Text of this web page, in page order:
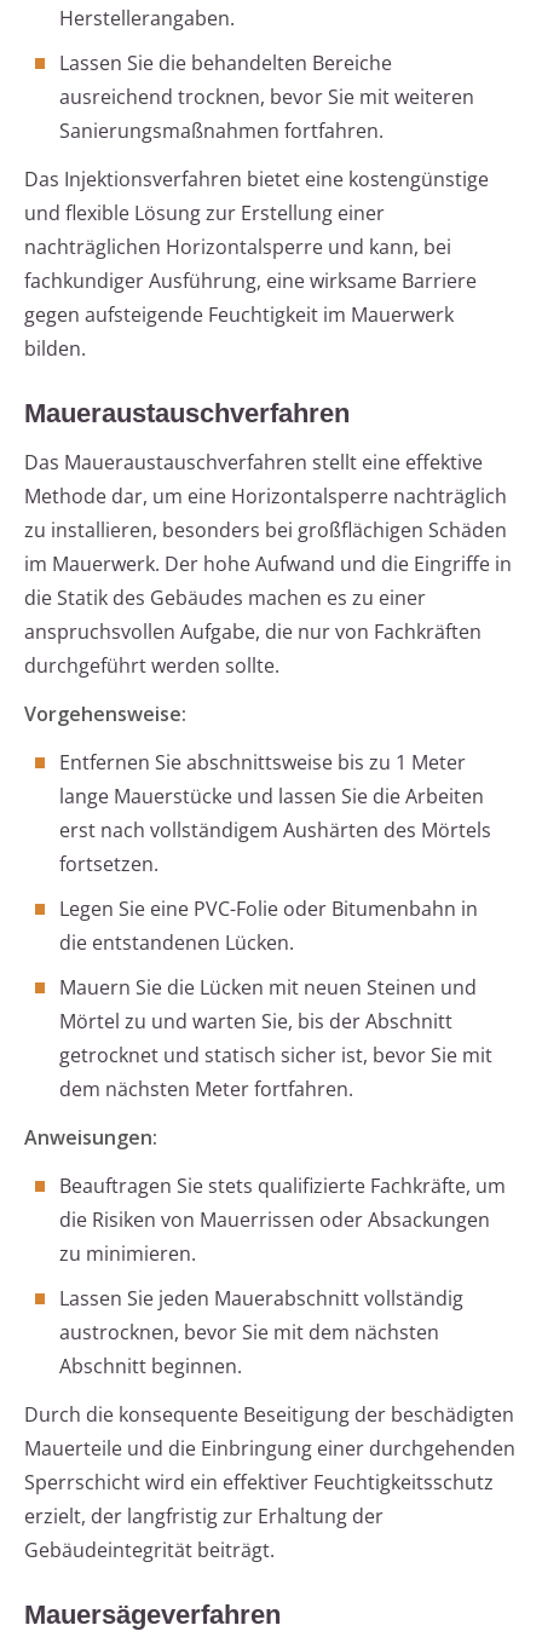
Herstellerangaben.
Lassen Sie die behandelten Bereiche
ausreichend trocknen, bevor Sie mit weiteren
Sanierungsmaßnahmen fortfahren.
Das Injektionsverfahren bietet eine kostengünstige
und flexible Lösung zur Erstellung einer
nachträglichen Horizontalsperre und kann, bei
fachkundiger Ausführung, eine wirksame Barriere
gegen aufsteigende Feuchtigkeit im Mauerwerk
bilden.
Maueraustauschverfahren
Das Maueraustauschverfahren stellt eine effektive
Methode dar, um eine Horizontalsperre nachträglich
zu installieren, besonders bei großflächigen Schäden
im Mauerwerk. Der hohe Aufwand und die Eingriffe in
die Statik des Gebäudes machen es zu einer
anspruchsvollen Aufgabe, die nur von Fachkräften
durchgeführt werden sollte.
Vorgehensweise:
Entfernen Sie abschnittsweise bis zu 1 Meter
lange Mauerstücke und lassen Sie die Arbeiten
erst nach vollständigem Aushärten des Mörtels
fortsetzen.
Legen Sie eine PVC-Folie oder Bitumenbahn in
die entstandenen Lücken.
Mauern Sie die Lücken mit neuen Steinen und
Mörtel zu und warten Sie, bis der Abschnitt
getrocknet und statisch sicher ist, bevor Sie mit
dem nächsten Meter fortfahren.
Anweisungen:
Beauftragen Sie stets qualifizierte Fachkräfte, um
die Risiken von Mauerrissen oder Absackungen
zu minimieren.
Lassen Sie jeden Mauerabschnitt vollständig
austrocknen, bevor Sie mit dem nächsten
Abschnitt beginnen.
Durch die konsequente Beseitigung der beschädigten
Mauerteile und die Einbringung einer durchgehenden
Sperrschicht wird ein effektiver Feuchtigkeitsschutz
erzielt, der langfristig zur Erhaltung der
Gebäudeintegrität beiträgt.
Mauersägeverfahren